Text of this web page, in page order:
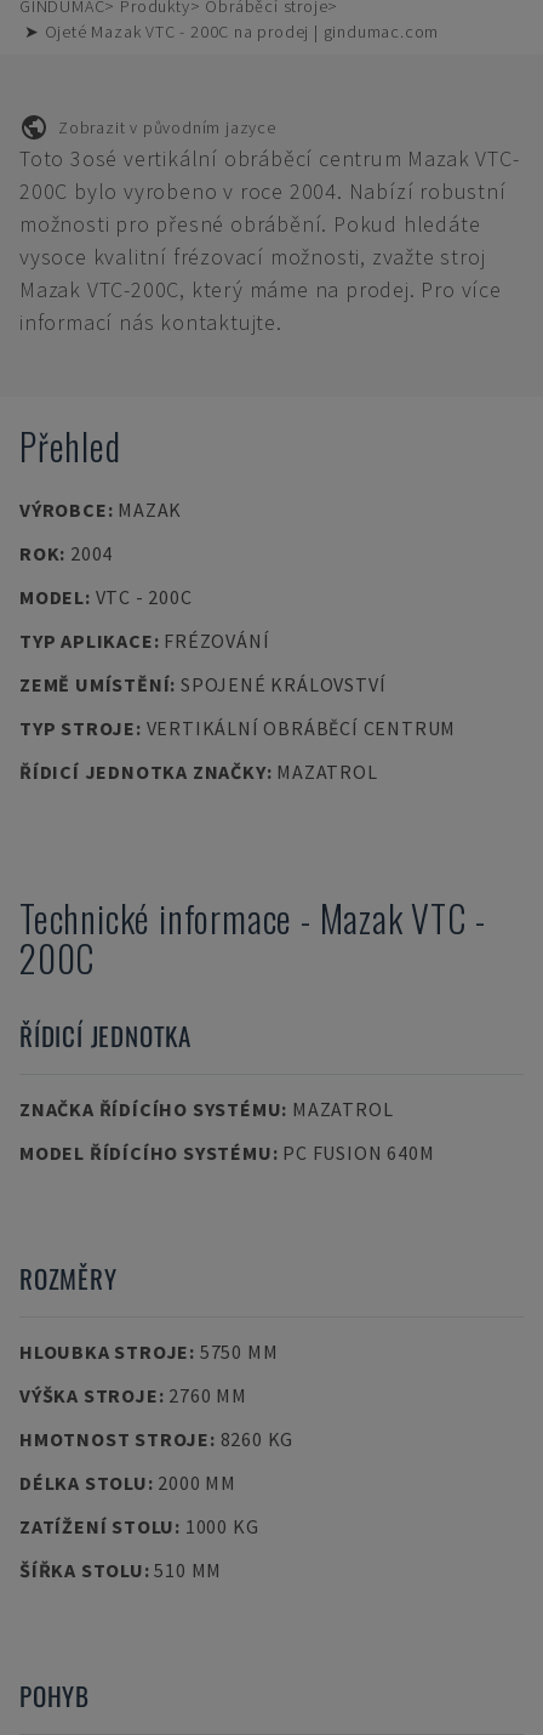
GINDUMAC Produkty
Obráběcí stroje
➤ Ojeté Mazak VTC - 200C na prodej | gindumac.com
Zobrazit v původním jazyce
Toto 3osé vertikální obráběcí centrum Mazak VTC-
200C bylo vyrobeno v roce 2004. Nabízí robustní
možnosti pro přesné obrábění. Pokud hledáte
vysoce kvalitní frézovací možnosti, zvažte stroj
Mazak VTC-200C, který máme na prodej. Pro více
informací nás kontaktujte.
Přehled
VÝROBCE: MAZAK
ROK: 2004
MODEL: VTC - 200C
TYP APLIKACE: FRÉZOVÁNÍ
ZEMĚ UMÍSTĚNÍ: SPOJENÉ KRÁLOVSTVÍ
TYP STROJE: VERTIKÁLNÍ OBRÁBĚCÍ CENTRUM
ŘÍDICÍ JEDNOTKA ZNAČKY: MAZATROL
Technické informace - MazakVTC -
200C
ŘÍDICÍ JEDNOTKA
ZNAČKA ŘÍDÍCÍHO SYSTÉMU: MAZATROL
MODEL ŘÍDÍCÍHO SYSTÉMU: PC FUSION 640M
ROZMĚRY
HLOUBKA STROJE: 5750 MM
VÝŠKA STROJE: 2760 MM
HMOTNOST STROJE: 8260 KG
DÉLKA STOLU: 2000 MM
ZATÍŽENÍ STOLU: 1000 KG
ŠÍŘKA STOLU:510 MM
POHYB